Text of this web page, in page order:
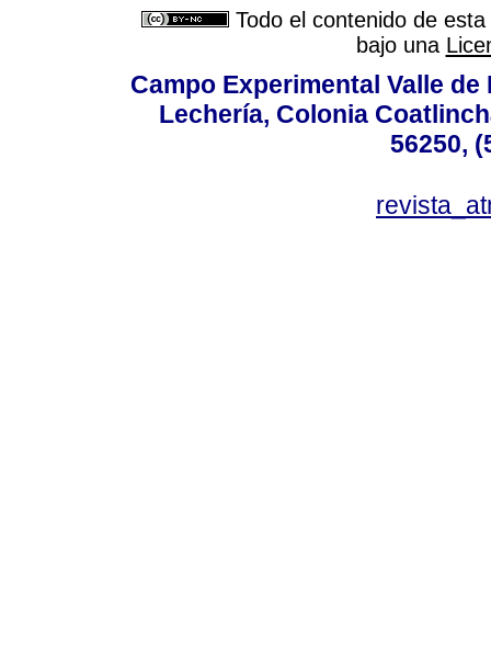
Todo el contenido de
bajo una
Campo Experimental Valle
Lechería, Colonia
56250,